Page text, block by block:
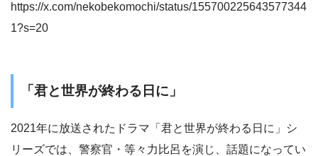
https://x.com/nekobekomochi/status/155700225643577344
1?s=20
「君と世界が終わる日に」
2021年に放送されたドラマ「君と世界が終わる日に」シ
リーズでは、警察官・等々力比呂を演じ、話題になってい